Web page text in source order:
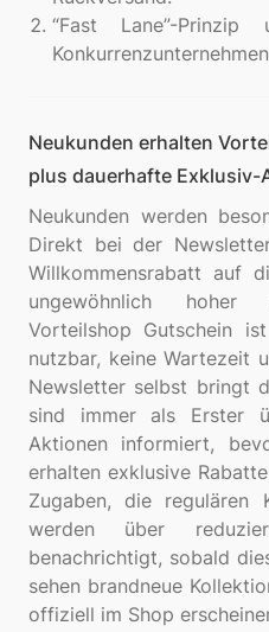
“Fast Lane”-
Neukunden erhalten
plus dauerhafte Exklusiv-
Neukunden werden
Direkt bei der
Willkommensrabatt auf
ungewöhnlich hoher
Vorteilshop Gutschein
nutzbar, keine Wartezeit
Newsletter selbst bringt
sind immer als Erster
Aktionen informiert,
erhalten exklusive
Zugaben, die regulären
werden über
benachrichtigt, sobald
sehen brandneue
offiziell im Shop